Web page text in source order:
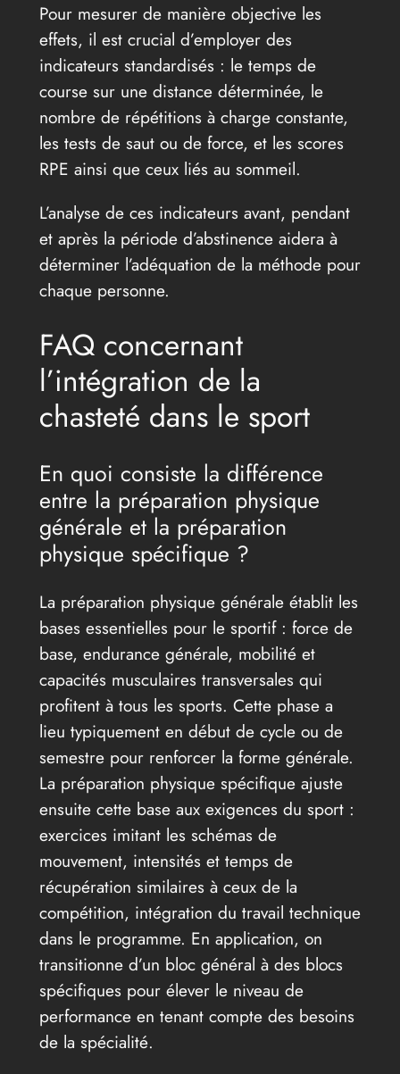
Pour mesurer de manière objective les
effets, il est crucial d’employer des
indicateurs standardisés : le temps de
course sur une distance déterminée, le
nombre de répétitions à charge constante,
les tests de saut ou de force, et les scores
RPE ainsi que ceux liés au sommeil.
L’analyse de ces indicateurs avant, pendant
et après la période d’abstinence aidera à
déterminer l’adéquation de la méthode pour
chaque personne.
FAQ concernant
l’intégration de la
chasteté dans le sport
En quoi consiste la différence
entre la préparation physique
générale et la préparation
physique spécifique ?
La préparation physique générale établit les
bases essentielles pour le sportif : force de
base, endurance générale, mobilité et
capacités musculaires transversales qui
profitent à tous les sports. Cette phase a
lieu typiquement en début de cycle ou de
semestre pour renforcer la forme générale.
La préparation physique spécifique ajuste
ensuite cette base aux exigences du sport :
exercices imitant les schémas de
mouvement, intensités et temps de
récupération similaires à ceux de la
compétition, intégration du travail technique
dans le programme. En application, on
transitionne d’un bloc général à des blocs
spécifiques pour élever le niveau de
performance en tenant compte des besoins
de la spécialité.